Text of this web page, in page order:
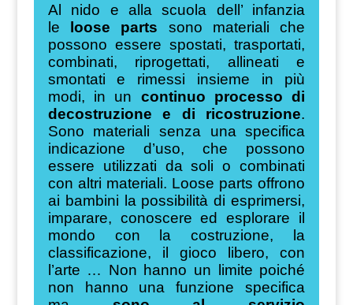
Al nido e alla scuola dell’ infanzia
le
loose parts sono materiali che
possono essere spostati, trasportati,
combinati, riprogettati, allineati e
smontati e rimessi insieme in più
modi, in un continuo processo di
decostruzione e di ricostruzione.
Sono materiali senza una specifica
indicazione d’uso, che possono
essere utilizzati da soli o combinati
con altri materiali. Loose parts offrono
ai bambini la possibilità di esprimersi,
imparare, conoscere ed esplorare il
mondo con la costruzione, la
classificazione, il gioco libero, con
l’arte … Non hanno un limite poiché
non hanno una funzione specifica